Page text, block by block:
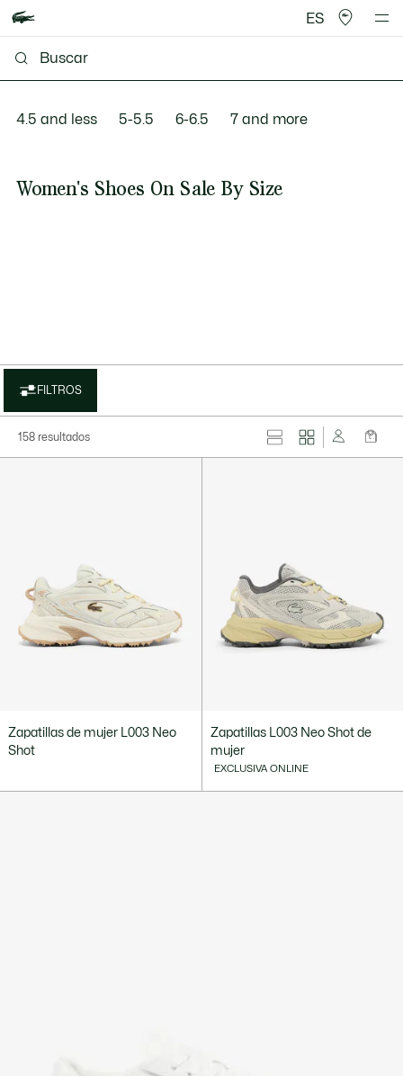
ES
4.5 and less 5-5.5 6-6.5 7 and more
Women's Shoes On Sale By Size
FILTROS
158 resultados
Zapatillas de mujer L003 Neo
Shot
Zapatillas L003 Neo Shot de
mujer
EXCLUSIVA ONLINE